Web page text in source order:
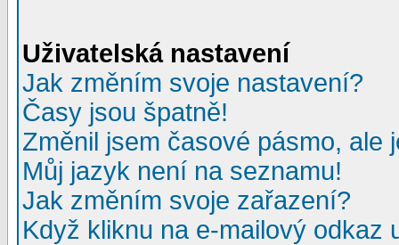
Uživatelská nastavení
Jak změním svoje nastavení?
Časy jsou špatně!
Změnil jsem časové pásmo, ale
Můj jazyk není na seznamu!
Jak změním svoje zařazení?
Když kliknu na e-mailový odkaz